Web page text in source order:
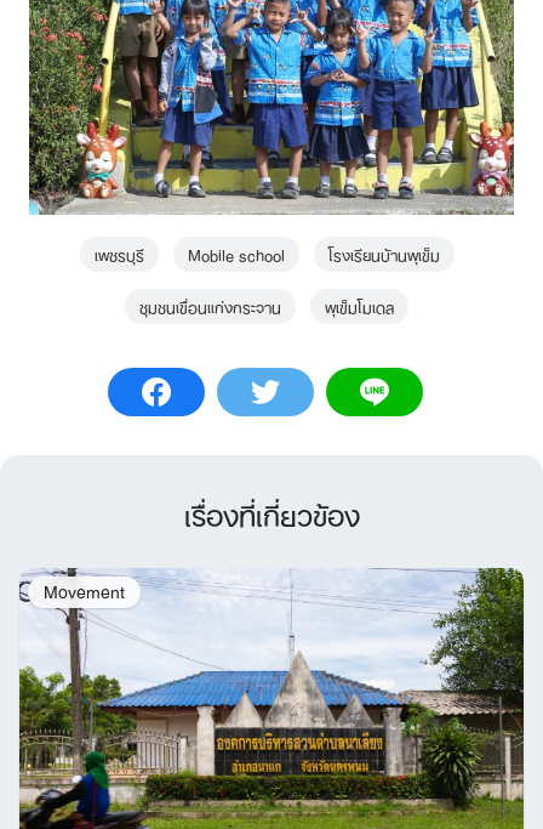
เพชรบุรี Mobile school
โรงเรียนบ้านพุเข็ม
ชุมชนเขื่อนแก่งกระจาน
พุเข็มโมเดล
เรื่องที่เกี่ยวข้อง
Movement